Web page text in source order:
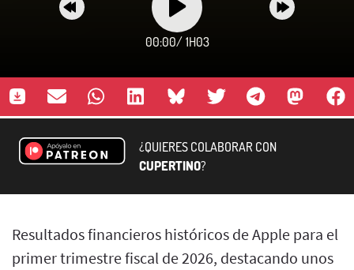
00:00/ 1H03
¿QUIERES COLABORAR CON
CUPERTINO?
Resultados financieros históricos de Apple para el
primer trimestre fiscal de 2026, destacando unos